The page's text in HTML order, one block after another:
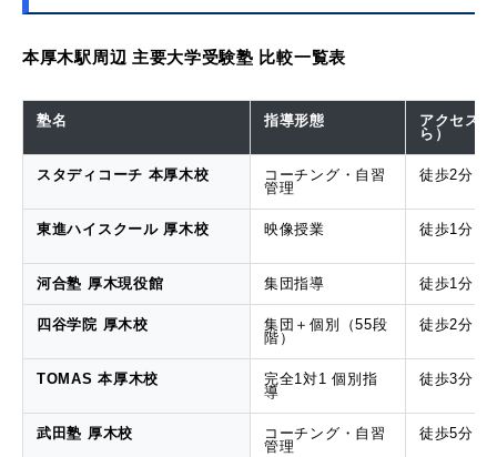
本厚木駅周辺 主要大学受験塾 比較一覧表
塾名 指導形態
アクセス
ら）
スタディコーチ 本厚木校
コーチング・自習
管理
徒歩2分
東進ハイスクール 厚木校 映像授業 徒歩1分
河合塾 厚木現役館 集団指導 徒歩1分
四谷学院 厚木校
集団＋個別（55段
階）
徒歩2分
TOMAS 本厚木校
完全1対1 個別指
導
徒歩3分
武田塾 厚木校
コーチング・自習
管理
徒歩5分